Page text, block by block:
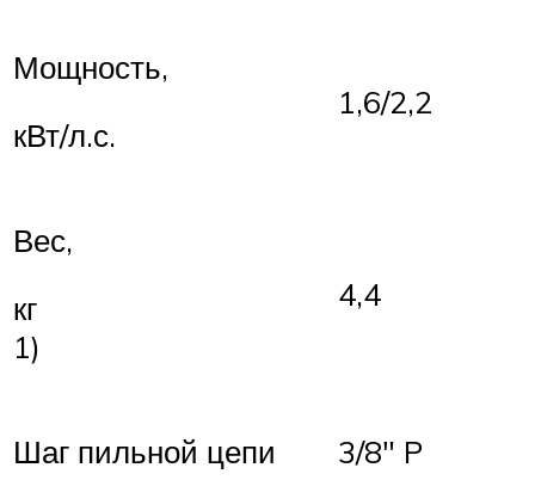
Мощность,
кВт/л.с.
1,6/2,2
Вес,
кг
1)
4,4
Шаг пильной цепи 3/8″ P